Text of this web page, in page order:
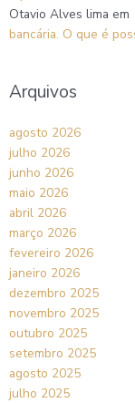
Otavio Alves lima em
bancária. O que é
Arquivos
agosto 2026
julho 2026
junho 2026
maio 2026
abril 2026
março 2026
fevereiro 2026
janeiro 2026
dezembro 2025
novembro 2025
outubro 2025
setembro 2025
agosto 2025
julho 2025